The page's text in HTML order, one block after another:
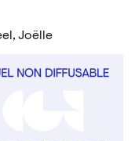
Joëlle